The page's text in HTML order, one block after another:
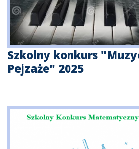
Szkolny konkurs
Pejzaże" 2025